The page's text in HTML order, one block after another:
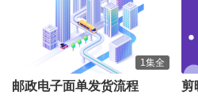
1集全
邮政电子面单发货流程 剪